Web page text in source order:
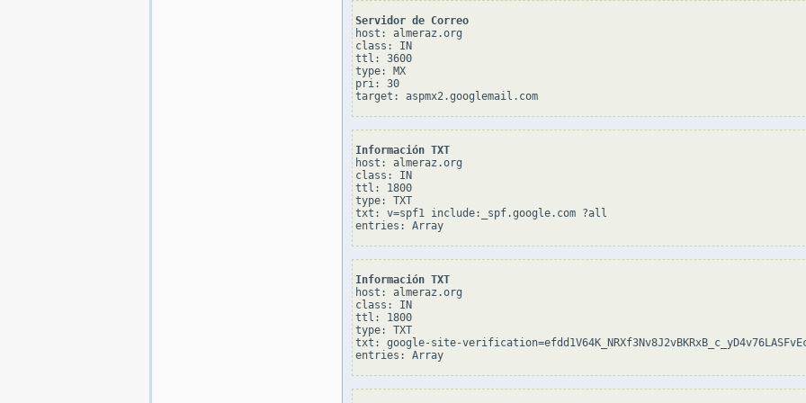
Servidor de Correo
host: almeraz.org
class: IN
ttl: 3600
type: MX
pri: 30
target: aspmx2.googlemail.com
Información TXT
host: almeraz.org
class: IN
ttl: 1800
type: TXT
txt: v=spf1 include:_spf.google.com ?all
entries: Array
Información TXT
host: almeraz.org
class: IN
ttl: 1800
type: TXT
txt: google-site-
entries: Array